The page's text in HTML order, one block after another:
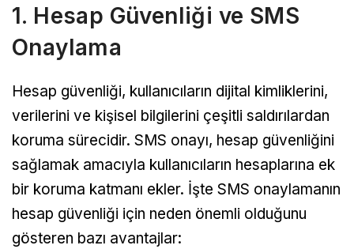
1. Hesap Güvenliği ve SMS
Onaylama
Hesap güvenliği, kullanıcıların dijital kimliklerini,
verilerini ve kişisel bilgilerini çeşitli saldırılardan
koruma sürecidir. SMS onayı, hesap güvenliğini
sağlamak amacıyla kullanıcıların hesaplarına ek
bir koruma katmanı ekler. İşte SMS onaylamanın
hesap güvenliği için neden önemli olduğunu
gösteren bazı avantajlar: